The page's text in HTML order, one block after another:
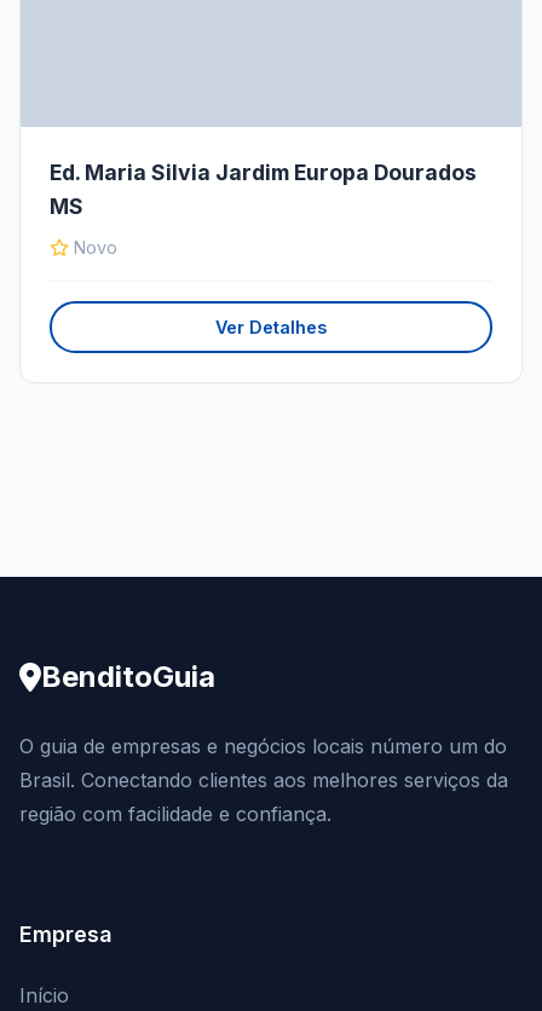
Ed. Maria Silvia Jardim Europa Dourados
MS
Novo
Ver Detalhes
BenditoGuia
O guia de empresas e negócios locais número um do
Brasil. Conectando clientes aos melhores serviços da
região com facilidade e confiança.
Empresa
Início